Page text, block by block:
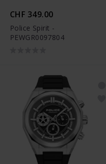
CHF 349.00
Police Spirit -
PEWGR0097804